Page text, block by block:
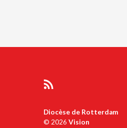
Diocèse de Rotterdam
© 2026 Vision